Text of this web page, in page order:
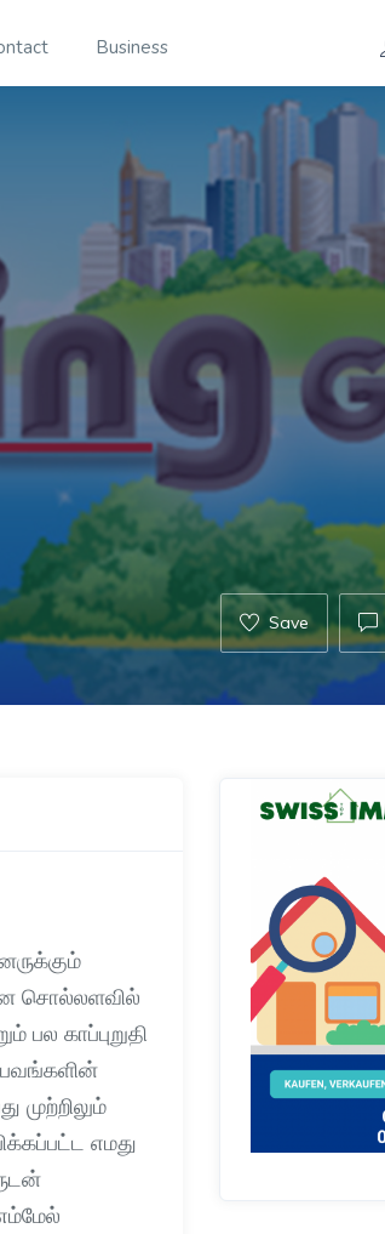
Business
Save
சொல்லளவில்
காப்புறுதி
முற்றிலும்
எமது